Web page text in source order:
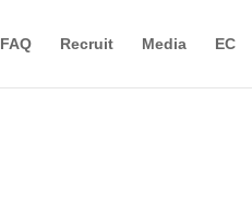
FAQ Recruit Media EC